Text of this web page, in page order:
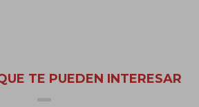
TE PUEDEN INTERESAR